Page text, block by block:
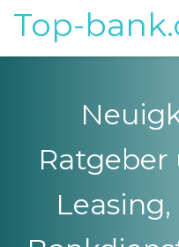
Top-
Ratgeber